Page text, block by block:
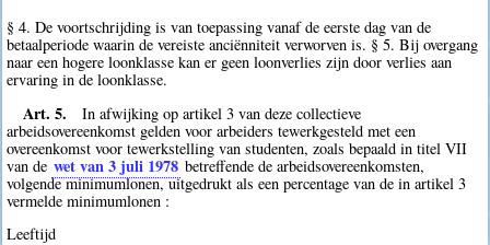
§ 4. De voortschrijding is van toepassing vanaf de eerste dag van de
betaalperiode waarin de vereiste anciënniteit verworven is. § 5. Bij overgang
naar een hogere loonklasse kan er geen loonverlies zijn door verlies aan
ervaring in de loonklasse.
Art. 5.
In afwijking op artikel 3 van deze collectieve
arbeidsovereenkomst gelden voor arbeiders tewerkgesteld met een
overeenkomst voor tewerkstelling van studenten, zoals bepaald in titel VII
van de wet van 3 juli 1978 betreffende de arbeidsovereenkomsten,
volgende minimumlonen, uitgedrukt als een percentage van de in artikel 3
vermelde minimumlonen :
Leeftijd